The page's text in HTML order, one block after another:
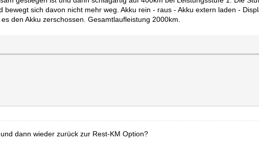
sich davon nicht mehr weg. Akku rein - raus - Akku extern laden -
den Akku zerschossen. Gesamtlaufleistung 2000km.
dann wieder zurück zur Rest-KM Option?